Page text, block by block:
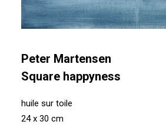
Peter Martensen
Square happyness
huile sur toile
24 x 30 cm